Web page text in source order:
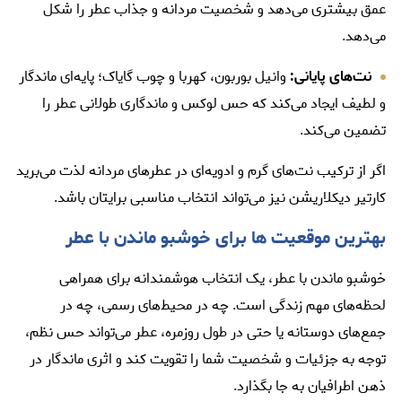
عمق بیشتری می‌دهد و شخصیت مردانه و جذاب عطر را شکل
می‌دهد.
نت‌های پایانی: وانیل بوربون، کهربا و چوب گایاک؛ پایه‌ای ماندگار
و لطیف ایجاد می‌کند که حس لوکس و ماندگاری طولانی عطر را
تضمین می‌کند.
اگر از ترکیب نت‌های گرم و ادویه‌ای در عطرهای مردانه لذت می‌برید
كارتير ديكلاريشننیز می‌تواند انتخاب مناسبی برایتان باشد.
بهترین موقعیت‌ ها برای خوشبو ماندن با عطر
خوشبو ماندن با عطر، یک انتخاب هوشمندانه برای همراهی
لحظه‌های مهم زندگی است. چه در محیط‌های رسمی، چه در
جمع‌های دوستانه یا حتی در طول روزمره، عطر می‌تواند حس نظم،
توجه به جزئیات و شخصیت شما را تقویت کند و اثری ماندگار در
ذهن اطرافیان به جا بگذارد.